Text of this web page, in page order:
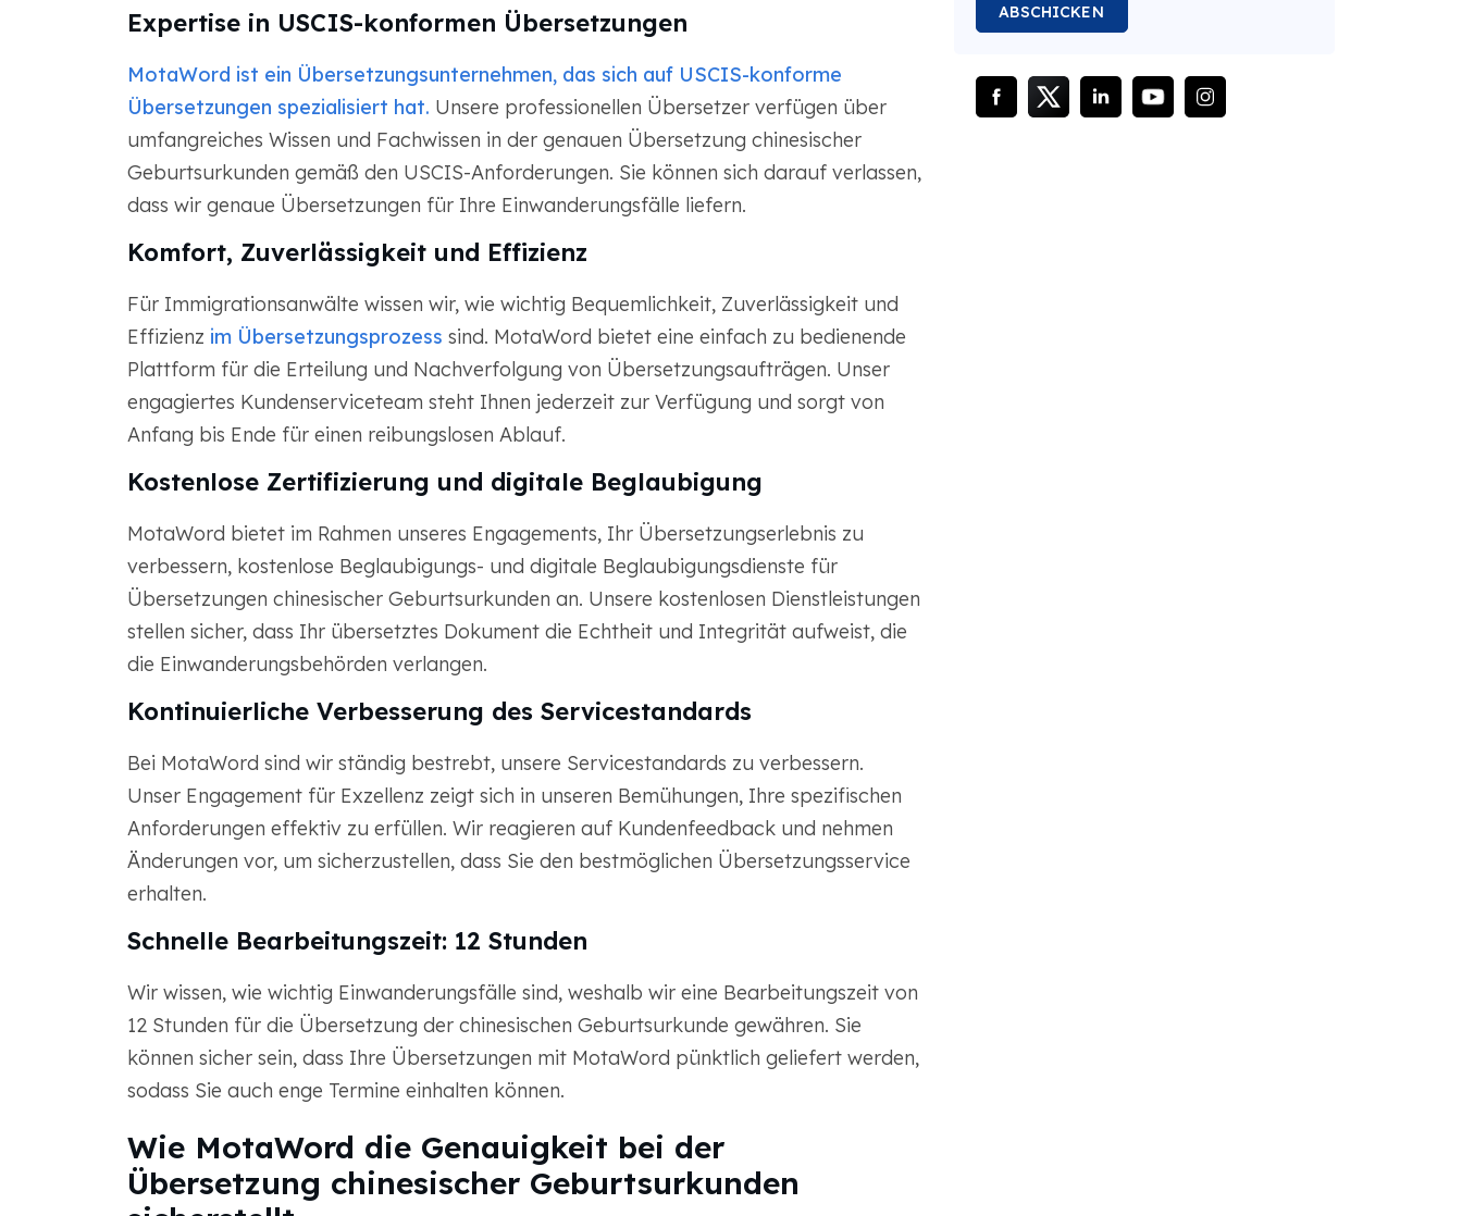
Expertise in USCIS-konformen Übersetzungen
MotaWord ist ein Übersetzungsunternehmen, das sich auf USCIS-konforme
Übersetzungen spezialisiert hat. Unsere professionellen Übersetzer verfügen über
umfangreiches Wissen und Fachwissen in der genauen Übersetzung chinesischer
Geburtsurkunden gemäß den USCIS-Anforderungen. Sie können sich darauf verlassen,
dass wir genaue Übersetzungen für Ihre Einwanderungsfälle liefern.
Komfort, Zuverlässigkeit und Effizienz
Für Immigrationsanwälte wissen wir, wie wichtig Bequemlichkeit, Zuverlässigkeit und
Effizienz im Übersetzungsprozess sind. MotaWord bietet eine einfach zu bedienende
Plattform für die Erteilung und Nachverfolgung von Übersetzungsaufträgen. Unser
engagiertes Kundenserviceteam steht Ihnen jederzeit zur Verfügung und sorgt von
Anfang bis Ende für einen reibungslosen Ablauf.
Kostenlose Zertifizierung und digitale Beglaubigung
MotaWord bietet im Rahmen unseres Engagements, Ihr Übersetzungserlebnis zu
verbessern, kostenlose Beglaubigungs- und digitale Beglaubigungsdienste für
Übersetzungen chinesischer Geburtsurkunden an. Unsere kostenlosen Dienstleistungen
stellen sicher, dass Ihr übersetztes Dokument die Echtheit und Integrität aufweist, die
die Einwanderungsbehörden verlangen.
Kontinuierliche Verbesserung des Servicestandards
Bei MotaWord sind wir ständig bestrebt, unsere Servicestandards zu verbessern.
Unser Engagement für Exzellenz zeigt sich in unseren Bemühungen, Ihre spezifischen
Anforderungen effektiv zu erfüllen. Wir reagieren auf Kundenfeedback und nehmen
Änderungen vor, um sicherzustellen, dass Sie den bestmöglichen Übersetzungsservice
erhalten.
Schnelle Bearbeitungszeit: 12 Stunden
Wir wissen, wie wichtig Einwanderungsfälle sind, weshalb wir eine Bearbeitungszeit von
12 Stunden für die Übersetzung der chinesischen Geburtsurkunde gewähren. Sie
können sicher sein, dass Ihre Übersetzungen mit MotaWord pünktlich geliefert werden,
sodass Sie auch enge Termine einhalten können.
Wie MotaWord die Genauigkeit bei der
Übersetzung chinesischer Geburtsurkunden
ABSCHICKEN